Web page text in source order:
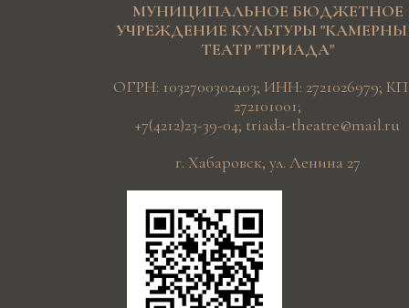
МУНИЦИПАЛЬНОЕ БЮДЖЕТНОЕ
УЧРЕЖДЕНИЕ КУЛЬТУРЫ
ТЕАТР "ТРИАДА"
ОГРН: 1032700302403; ИНН: 2721026979;
272101001;
+7(4212)23-39-04; triada-theatre@mail.ru
г. Хабаровск, ул. Ленина 27